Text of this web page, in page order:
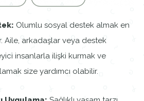
Olumlu sosyal destek almak en
Aile, arkadaşlar veya destek
insanlarla ilişki kurmak ve
size yardımcı olabilir.